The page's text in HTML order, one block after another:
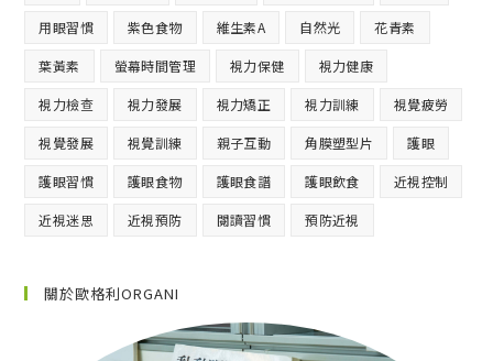
用眼習慣 紫色食物 維生素A 自然光 花青素
葉黃素 螢幕時間管理 視力保健 視力健康
視力檢查 視力發展 視力矯正 視力訓練 視覺疲勞
視覺發展 視覺訓練 親子互動 角膜塑型片 護眼
護眼習慣 護眼食物 護眼食譜 護眼飲食 近視控制
近視迷思 近視預防 閱讀習慣 預防近視
關於歐格利ORGANI